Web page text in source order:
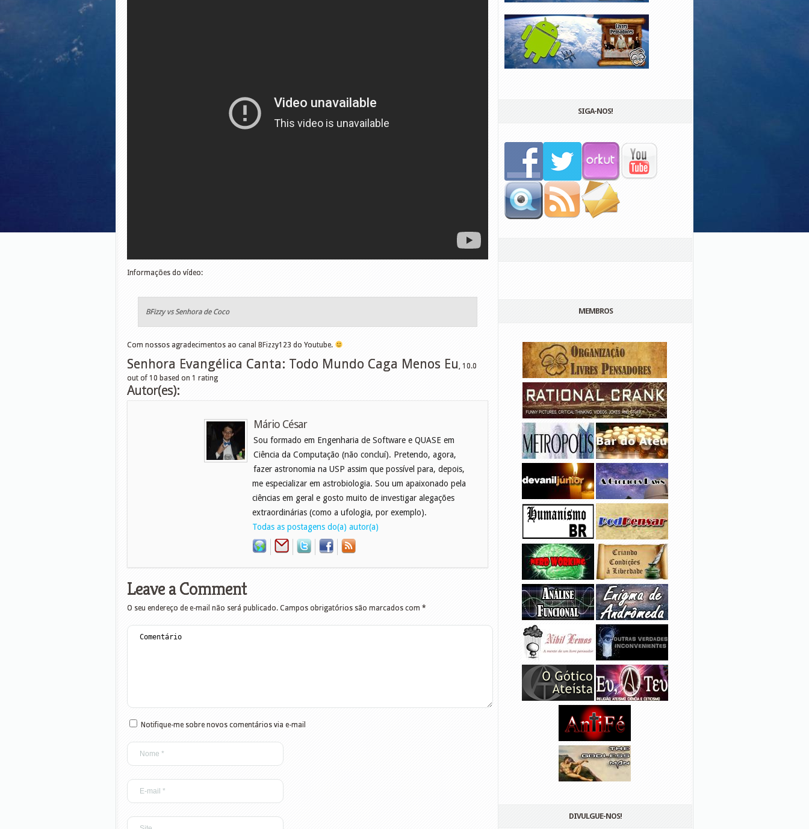
Informações do vídeo:
BFizzy vs Senhora de Coco
Com nossos agradecimentos ao canal BFizzy123 do Youtube.
Senhora Evangélica Canta: Todo Mundo Caga Menos Eu, 10.0
out of 10 based on 1 rating
Autor(es):
Mário César
Sou formado em Engenharia de Software e QUASE em
Ciência da Computação (não concluí). Pretendo, agora,
fazer astronomia na USP assim que possível para, depois,
me especializar em astrobiologia. Sou um apaixonado pela
ciências em geral e gosto muito de investigar alegações
extraordinárias (como a ufologia, por exemplo).
Todas as postagens do(a) autor(a)
Leave a Comment
O seu endereço de e-mail não será publicado. Campos obrigatórios são marcados com *
Notifique-me sobre novos comentários via e-mail
SIGA-NOS!
MEMBROS
DIVULGUE-NOS!